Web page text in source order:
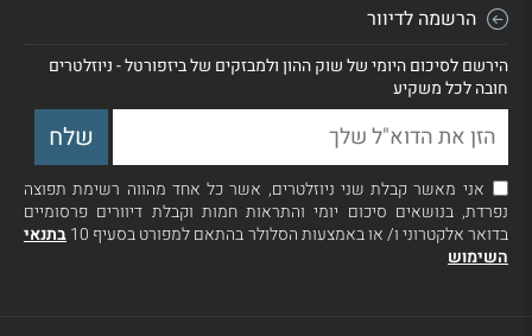
הרשמה לדיוור
הירשם לסיכום היומי של שוק ההון ולמבזקים של ביזפורטל - ניוזלטרים
חובה לכל משקיע
אני מאשר קבלת שני ניוזלטרים, אשר כל אחד מהווה רשימת תפוצה
נפרדת, בנושאים סיכום יומי והתראות חמות וקבלת דיוורים פרסומיים
בדואר אלקטרוני ו/ או באמצעות הסלולר בהתאם למפורט בסעיף 10
בתנאי
השימוש